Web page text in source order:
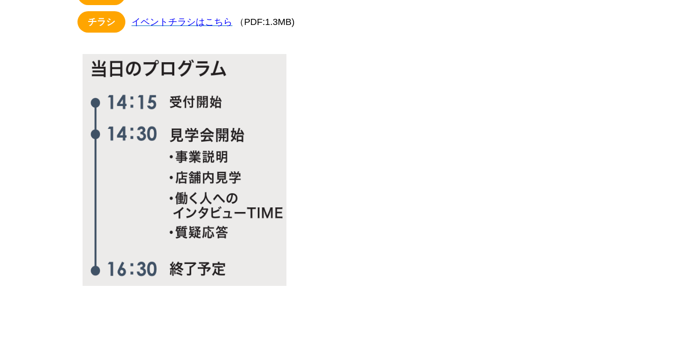
チラシ イベントチラシはこちら （PDF:1.3MB)